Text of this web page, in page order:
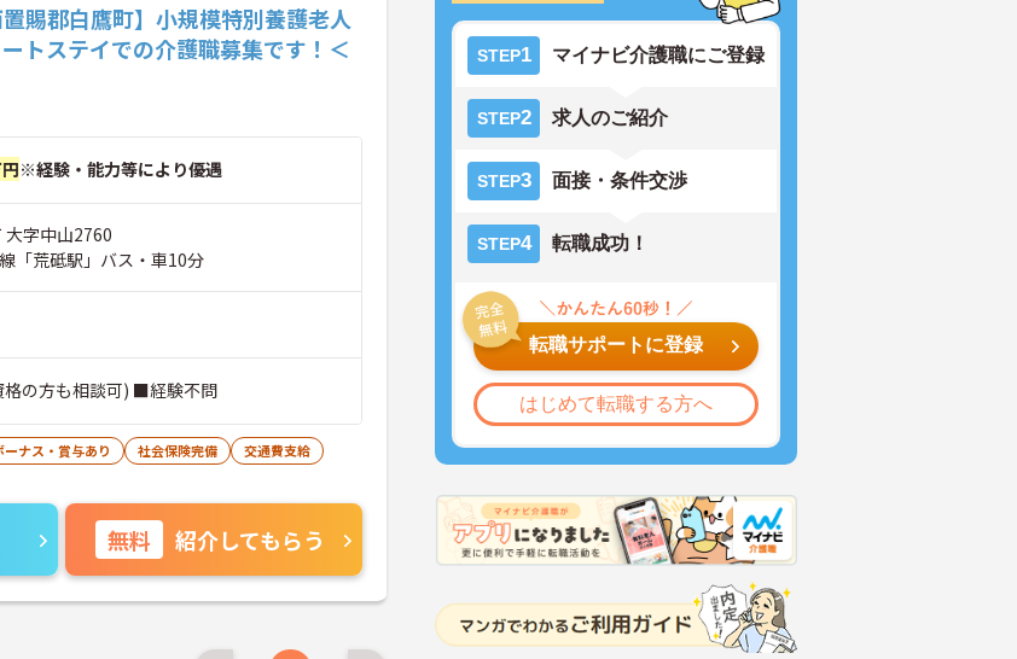
STEP1 マイナビ介護職にご登録
STEP2 求人のご紹介
STEP3 面接・条件交渉
STEP4 転職成功！
転職サポートに登録
はじめて転職する方へ
置賜郡白鷹町】小規模特別養護老人
トステイでの介護職募集です！＜
※経験・能力等により優遇
大字中山2760
「荒砥駅」バス・車10分
の方も相談可) ■経験不問
ーナス・賞与あり 社会保険完備
交通費支給
無料 紹介してもらう